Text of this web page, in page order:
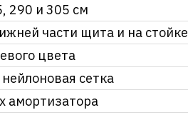
290 и 305 см
части щита и на стойке
цвета
сетка
амортизатора